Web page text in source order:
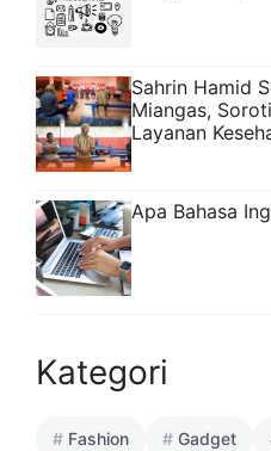
Sahrin Hamid
Miangas,
Layanan
Apa Bahasa
Kategori
Fashion Gadget